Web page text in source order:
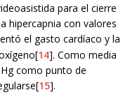
para el cierre
hipercapnia con valores
el gasto cardíaco y la
14]. Como media
como punto de
15].